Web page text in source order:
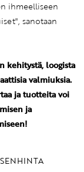
ihmeelliseen
sanotaan
kehitystä, loogista
valmiuksia.
ja tuotteita voi
ja